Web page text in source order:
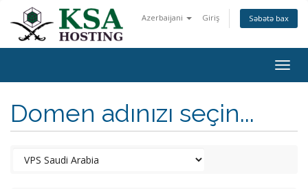
Azerbaijani Giriş Səbətə bax
Domen adınızı seçin...